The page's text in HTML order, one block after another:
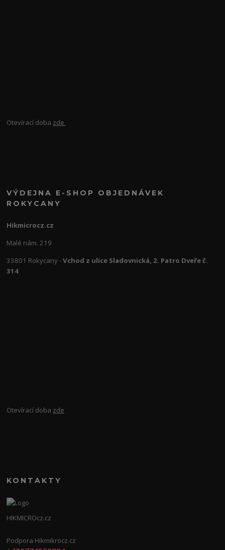
Otevírací doba zde
VÝDEJNA E-SHOP OBJEDNÁVEK
ROKYCANY
Hikmicrocz.cz
Malé nám. 219
33801 Rokycany -Vchod z ulice Sladovnická, 2. Patro Dveře č.
314
Otevírací doba zde
KONTAKTY
HIKMICROcz.cz
Podpora Hikmikrocz.cz